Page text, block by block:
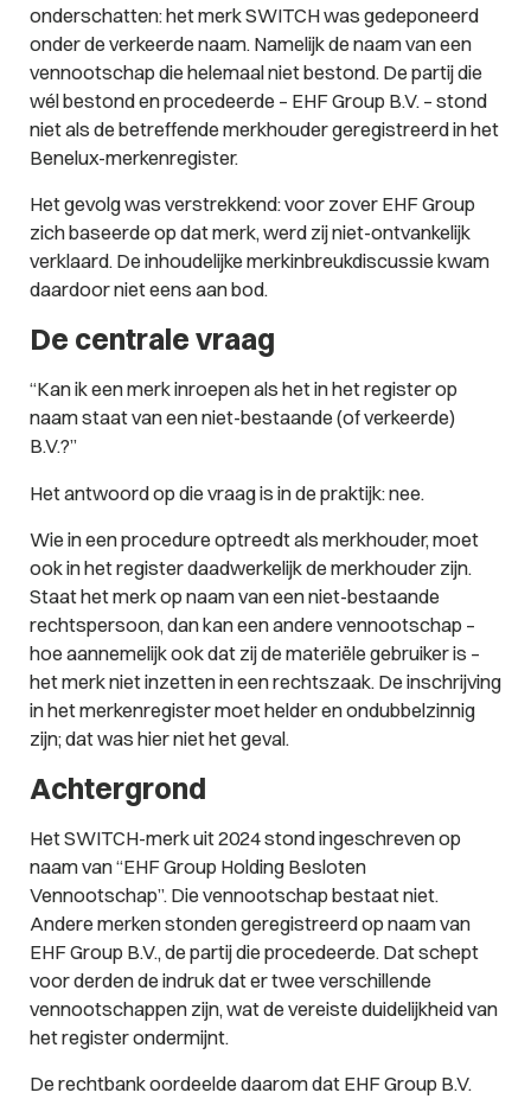
onderschatten: het merk SWITCH was gedeponeerd
onder de verkeerde naam. Namelijk de naam van een
vennootschap die helemaal niet bestond. De partij die
wél bestond en procedeerde – EHF Group B.V. – stond
niet als de betreffende merkhouder geregistreerd in het
Benelux-merkenregister.
Het gevolg was verstrekkend: voor zover EHF Group
zich baseerde op dat merk, werd zij niet-ontvankelijk
verklaard. De inhoudelijke merkinbreukdiscussie kwam
daardoor niet eens aan bod.
De centrale vraag
“Kan ik een merk inroepen als het in het register op
naam staat van een niet-bestaande (of verkeerde)
B.V.?”
Het antwoord op die vraag is in de praktijk: nee.
Wie in een procedure optreedt als merkhouder, moet
ook in het register daadwerkelijk de merkhouder zijn.
Staat het merk op naam van een niet-bestaande
rechtspersoon, dan kan een andere vennootschap –
hoe aannemelijk ook dat zij de materiële gebruiker is –
het merk niet inzetten in een rechtszaak. De inschrijving
in het merkenregister moet helder en ondubbelzinnig
zijn; dat was hier niet het geval.
Achtergrond
Het SWITCH-merk uit 2024 stond ingeschreven op
naam van “EHF Group Holding Besloten
Vennootschap”. Die vennootschap bestaat niet.
Andere merken stonden geregistreerd op naam van
EHF Group B.V., de partij die procedeerde. Dat schept
voor derden de indruk dat er twee verschillende
vennootschappen zijn, wat de vereiste duidelijkheid van
het register ondermijnt.
De rechtbank oordeelde daarom dat EHF Group B.V.